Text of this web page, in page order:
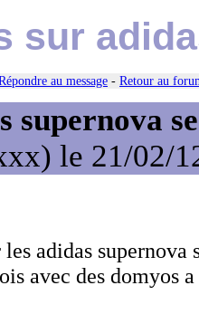
sur
au message - Retour au
supernova
le 21/02/
adidas supernova
avec des domyos